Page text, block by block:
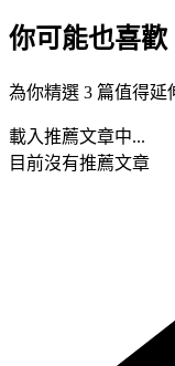
你可能也喜歡
為你精選 3 篇值得延
載入推薦文章中...
目前沒有推薦文章